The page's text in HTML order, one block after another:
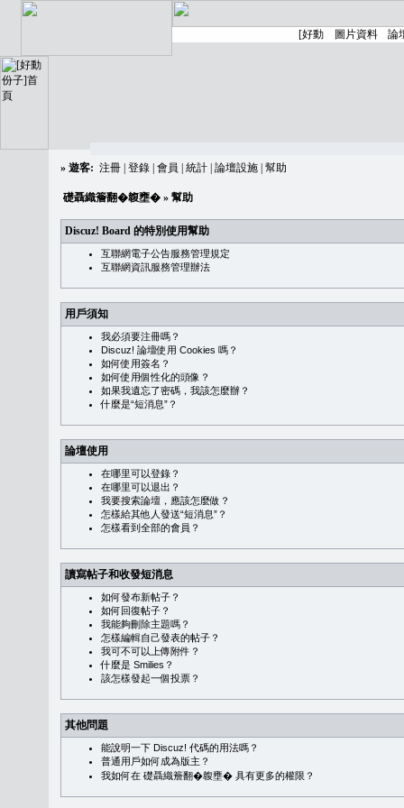
» 遊客: 注冊 登錄 會員 統計 論壇設施 幫助
礎聶織簷翻�䪖壅� » 幫助
Discuz! Board 的特別使用幫助
互聯網電子公告服務管理規定
互聯網資訊服務管理辦法
用戶須知
我必須要注冊嗎？
Discuz! 論壇使用 Cookies 嗎？
如何使用簽名？
如何使用個性化的頭像？
如果我遺忘了密碼，我該怎麼辦？
什麼是“短消息”？
論壇使用
在哪里可以登錄？
在哪里可以退出？
我要搜索論壇，應該怎麼做？
怎樣給其他人發送“短消息”？
怎樣看到全部的會員？
讀寫帖子和收發短消息
如何發布新帖子？
如何回復帖子？
我能夠刪除主題嗎？
怎樣編輯自己發表的帖子？
我可不可以上傳附件？
什麼是 Smilies？
該怎樣發起一個投票？
其他問題
能說明一下 Discuz! 代碼的用法嗎？
普通用戶如何成為版主？
我如何在 礎聶織簷翻�䪖壅� 具有更多的權限？